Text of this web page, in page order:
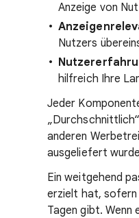
Anzeige von
Nutzers
hilfreich Ihre
Jeder
anderen
ausgeliefert
Ein weitgehend
erzielt hat, sofern
Tagen gibt. Wenn